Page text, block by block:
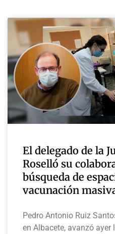
El delegado de la
Roselló su
búsqueda de
vacunación
Pedro Antonio Ruiz
en Albacete, avanzó